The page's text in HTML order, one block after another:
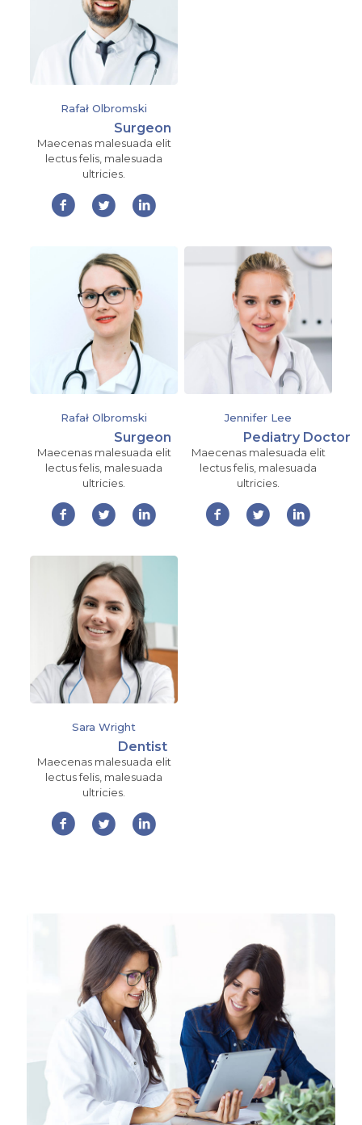
Rafał Olbromski
Surgeon
Maecenas malesuada elit
lectus felis, malesuada
ultricies.
Rafał Olbromski
Surgeon
Maecenas malesuada elit
lectus felis, malesuada
ultricies.
Jennifer Lee
Pediatry Doctor
Maecenas malesuada elit
lectus felis, malesuada
ultricies.
Sara Wright
Dentist
Maecenas malesuada elit
lectus felis, malesuada
ultricies.